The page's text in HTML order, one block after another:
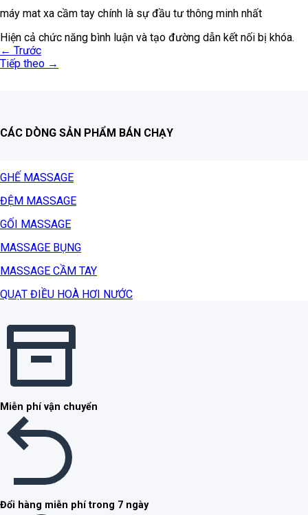
máy mat xa cầm tay chính là sự đầu tư thông minh nhất
Hiện cả chức năng bình luận và tạo đường dẫn kết nối bị khóa.
← Trước
Tiếp theo →
CÁC DÒNG SẢN PHẨM BÁN CHẠY
GHẾ MASSAGE
ĐỆM MASSAGE
GỐI MASSAGE
MASSAGE BỤNG
MASSAGE CẦM TAY
QUẠT ĐIỀU HOÀ HƠI NƯỚC
Miễn phí vận chuyển
Đổi hàng miễn phí trong 7 ngày